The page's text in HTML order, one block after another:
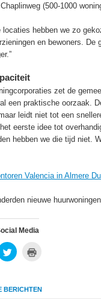
(500-1000
locaties hebben we zo
en bewoners. De
zet de
een praktische oorzaak.
leidt niet tot een
eerste idee tot
hebben we die tijd niet.
Valencia in Almere
nieuwe
Media
Klik
om
Twitter
(Wordt
(Wordt
in
BERICHTEN